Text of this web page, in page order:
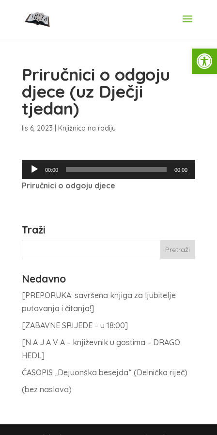
Priručnici o odgoju
djece (uz Dječji
tjedan)
lis 6, 2023 Knjižnica na radiju
Reproduktor
audiozapisa
00:00 00:00
Priručnici o odgoju djece
Traži
Nedavno
[PREPORUKA: savršena knjiga za ljubitelje
putovanja i čitanja!]
[ZABAVNE SRIJEDE – u 18:00]
[N A J A V A – književnik u gostima – DRAGO
HEDL]
ČASOPIS „Dejuonška besejda“ (Delnička riječ)
(bez naslova)